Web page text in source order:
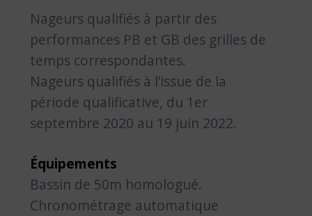
Nageurs qualifiés à partir des
performances PB et GB des grilles de
temps correspondantes.
Nageurs qualifiés à l’issue de la
période qualificative, du 1er
septembre 2020 au 19 juin 2022.
Équipements
Bassin de 50m homologué.
Chronométrage automatique